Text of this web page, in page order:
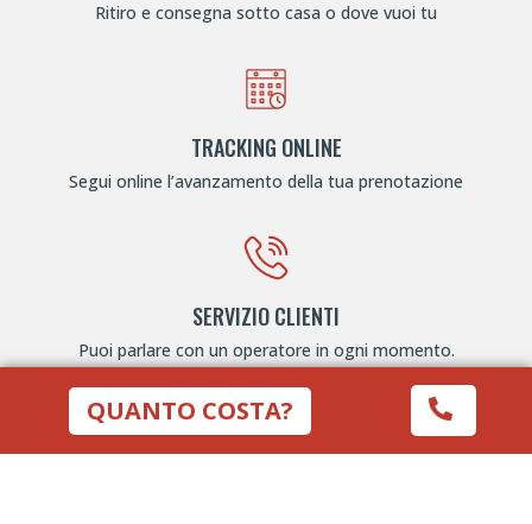
Ritiro e consegna sotto casa o dove vuoi tu
TRACKING ONLINE
Segui online l’avanzamento della tua prenotazione
SERVIZIO CLIENTI
Puoi parlare con un operatore in ogni momento.
QUANTO COSTA?